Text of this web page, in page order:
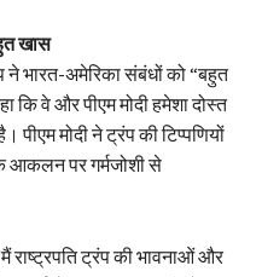
खास
ने भारत-अमेरिका संबंधों को “बहुत
वे और पीएम मोदी हमेशा दोस्त
पीएम मोदी ने ट्रंप की टिप्पणियों
आकलन पर गर्मजोशी से
राष्ट्रपति ट्रंप की भावनाओं और